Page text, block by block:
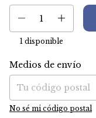
1 disponible
Entregas para el CP:
Medios de envío
No sé mi código postal